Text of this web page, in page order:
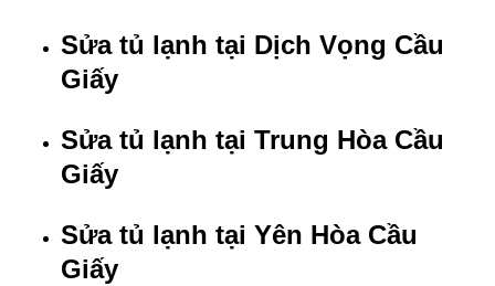
Sửa tủ lạnh tại Dịch Vọng Cầu
Giấy
Sửa tủ lạnh tại Trung Hòa Cầu
Giấy
Sửa tủ lạnh tại Yên Hòa Cầu
Giấy